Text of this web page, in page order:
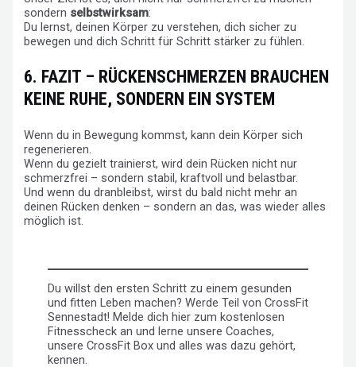
sondern selbstwirksam:
Du lernst, deinen Körper zu verstehen, dich sicher zu
bewegen und dich Schritt für Schritt stärker zu fühlen.
6. FAZIT – RÜCKENSCHMERZEN BRAUCHEN
KEINE RUHE, SONDERN EIN SYSTEM
Wenn du in Bewegung kommst, kann dein Körper sich
regenerieren.
Wenn du gezielt trainierst, wird dein Rücken nicht nur
schmerzfrei – sondern stabil, kraftvoll und belastbar.
Und wenn du dranbleibst, wirst du bald nicht mehr an
deinen Rücken denken – sondern an das, was wieder alles
möglich ist.
Du willst den ersten Schritt zu einem gesunden
und fitten Leben machen? Werde Teil von CrossFit
Sennestadt! Melde dich hier zum kostenlosen
Fitnesscheck an und lerne unsere Coaches,
unsere CrossFit Box und alles was dazu gehört,
kennen.